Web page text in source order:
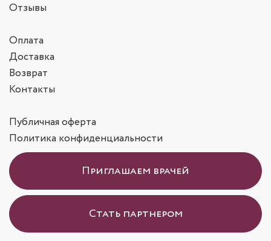
Отзывы
Оплата
Доставка
Возврат
Контакты
Публичная оферта
Политика конфиденциальности
Приглашаем врачей
Стать партнером